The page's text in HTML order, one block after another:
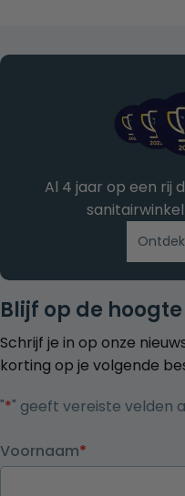
Blijf op de hoogte
Schrijf je in op onze
korting op je volgende
"*" geeft vereiste velden
Voornaam*
Al 4 jaar op een rij